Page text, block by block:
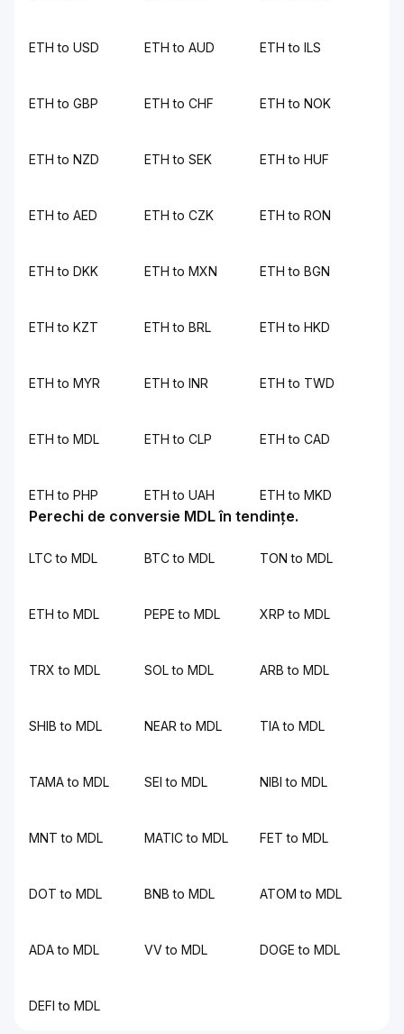
ETH to USD ETH to AUD ETH to ILS
ETH to GBP ETH to CHF ETH to NOK
ETH to NZD ETH to SEK ETH to HUF
ETH to AED ETH to CZK ETH to RON
ETH to DKK ETH to MXN ETH to BGN
ETH to KZT ETH to BRL ETH to HKD
ETH to MYR ETH to INR ETH to TWD
ETH to MDL ETH to CLP ETH to CAD
ETH to PHP ETH to UAH ETH to MKD
Perechi de conversie MDL în tendințe.
LTC to MDL BTC to MDL TON to MDL
ETH to MDL PEPE to MDL XRP to MDL
TRX to MDL SOL to MDL ARB to MDL
SHIB to MDL NEAR to MDL TIA to MDL
TAMA to MDL SEI to MDL NIBI to MDL
MNT to MDL MATIC to MDL FET to MDL
DOT to MDL BNB to MDL ATOM to MDL
ADA to MDL VV to MDL DOGE to MDL
DEFI to MDL